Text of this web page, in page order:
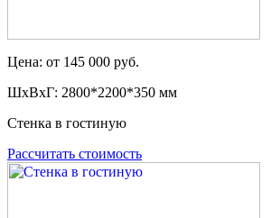
Цена: от 145 000 руб.
ШxВxГ: 2800*2200*350 мм
Стенка в гостиную
Рассчитать стоимость